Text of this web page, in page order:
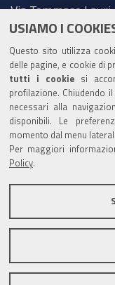
USIAMO I
Questo sito utilizza
delle pagine, e cookie di
tutti i cookie si
profilazione. Chiudendo
necessari alla
disponibili. Le
momento dal menu
Per maggiori
Policy
Via Tommaso
Corso XI
3571
TRASPARENZA
Statistiche
Contatti
Mappa del sito
Area riservata